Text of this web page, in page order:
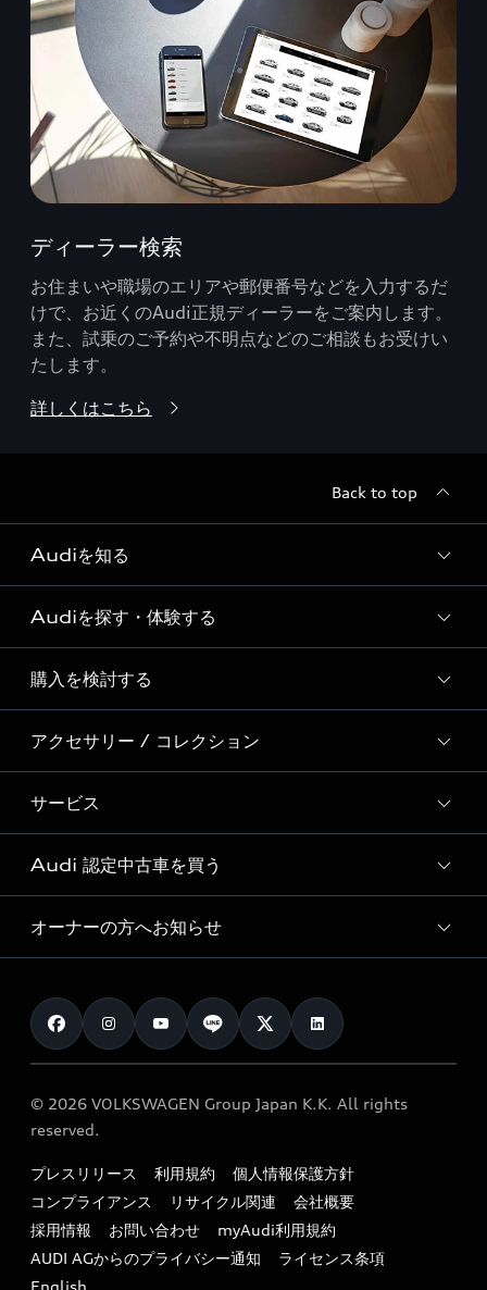
ディーラー検索
お住まいや職場のエリアや郵便番号などを入力するだ
けで、お近くのAudi正規ディーラーをご案内します。
また、試乗のご予約や不明点などのご相談もお受けい
たします。
詳しくはこちら
Back to top
Audiを知る
Audi ブランド
Story of Progress
Audi Sport
Formula 1®
デジタルサービス
Audiを探す・体験する
ディーラー検索
新車在庫検索
試乗車・展示車検索
見積り依頼
試乗予約
購入を検討する
モデル一覧
特別仕様モデル / 限定モデル
e-tronラインアップ
価格シミュレーション
車両比較
カタログ一覧
アクセサリー / コレクション
純正アクセサリー
オンラインショップ
Audi collection
アウディナビアプリ
サービス
サービス入庫予約
サービスプログラム
メンテナンス
車検 / 定期点検
e-tronアフターサポート
myAudi
Audi 認定中古車を買う
Audi認定中古車
クオリティ
保証
メンテナンス
ファイナンス
キャンペーン / イベント
買取査定
オーナーの方へお知らせ
お知らせ
オーナー様向けキャンペーン
特定整備適用車一覧
リサイクル法
よくある質問（FAQ）
© 2026 VOLKSWAGEN Group Japan K.K. All rights
reserved.
プレスリリース 利用規約
個人情報保護方針
コンプライアンス
リサイクル関連
会社概要
採用情報
お問い合わせ
myAudi利用規約
AUDI AGからのプライバシー通知
ライセンス条項
English